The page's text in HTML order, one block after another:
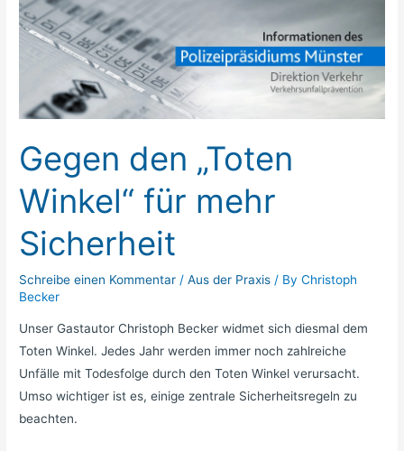
Gegen den „Toten
Winkel“ für mehr
Sicherheit
Schreibe einen Kommentar /Aus der Praxis / ByChristoph
Becker
Unser Gastautor Christoph Becker widmet sich diesmal dem
Toten Winkel. Jedes Jahr werden immer noch zahlreiche
Unfälle mit Todesfolge durch den Toten Winkel verursacht.
Umso wichtiger ist es, einige zentrale Sicherheitsregeln zu
beachten.
den
„Toten
mehr